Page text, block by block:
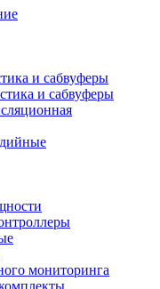
и сабвуферы
и сабвуферы
мониторинга